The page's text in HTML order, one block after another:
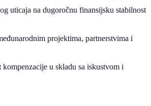
uticaja na dugoročnu finansijsku stabilnost
projektima, partnerstvima i
u skladu sa iskustvom i